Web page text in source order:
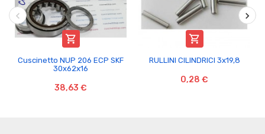

Cuscinetto NUP 206 ECP SKF
30x62x16
38,63 €

RULLINI CILINDRICI 3x19,8
0,28 €